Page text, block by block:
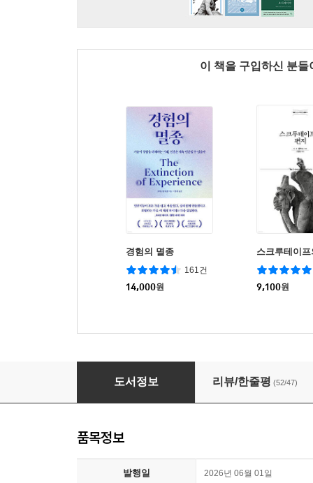
이 책을 구입하신 분
경험의 멸종
161건
14,000원
스크루테이
9,100원
말하지 않고 말하기
도서정보 리뷰/한줄평 (52/47)
품목정보
발행일 2026년 06월 01일